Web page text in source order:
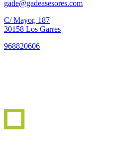
gade@gadeasesores.com
C/ Mayor, 187
30158 Los Garres
968820606